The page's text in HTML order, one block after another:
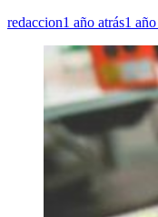
redaccion1 año atrás1